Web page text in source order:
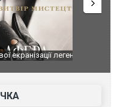
легендарного